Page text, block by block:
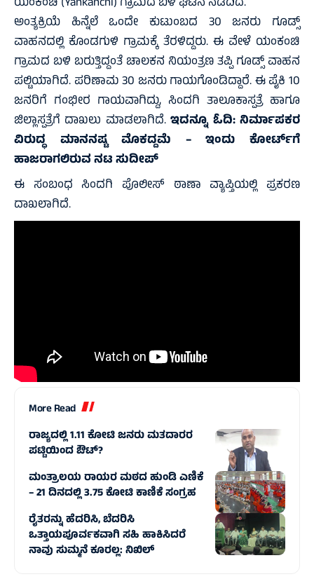
ಅಂತ್ಯಕ್ರಿಯೆ ಹಿನ್ನೆಲೆ ಒಂದೇ ಕುಟುಂಬದ 30 ಜನರು ಗೂಡ್ಸ್
ವಾಹನದಲ್ಲಿ ಕೊಂಡಗುಳಿ ಗ್ರಾಮಕ್ಕೆ ತೆರಳಿದ್ದರು. ಈ ವೇಳೆ ಯಂಕಂಚಿ
ಗ್ರಾಮದ ಬಳಿ ಬರುತ್ತಿದ್ದಂತೆ ಚಾಲಕನ ನಿಯಂತ್ರಣ ತಪ್ಪಿ ಗೂಡ್ಸ್ ವಾಹನ
ಪಲ್ಟಿಯಾಗಿದೆ. ಪರಿಣಾಮ 30 ಜನರು ಗಾಯಗೊಂಡಿದ್ದಾರೆ. ಈ ಪೈಕಿ 10
ಜನರಿಗೆ ಗಂಭೀರ ಗಾಯವಾಗಿದ್ದು, ಸಿಂದಗಿ ತಾಲೂಕಾಸ್ಪತ್ರೆ ಹಾಗೂ
ಜಿಲ್ಲಾಸ್ಪತ್ರೆಗೆ ದಾಖಲು ಮಾಡಲಾಗಿದೆ.ಇದನ್ನೂ ಓದಿ:ನಿರ್ಮಾಪಕರ
ವಿರುದ್ಧ ಮಾನನಷ್ಟ ಮೊಕದ್ದಮೆ – ಇಂದು ಕೋರ್ಟ್‌ಗೆ
ಹಾಜರಾಗಲಿರುವ ನಟ ಸುದೀಪ್
ಈ ಸಂಬಂಧ ಸಿಂದಗಿ ಪೊಲೀಸ್ ಠಾಣಾ ವ್ಯಾಪ್ತಿಯಲ್ಲಿ ಪ್ರಕರಣ
ದಾಖಲಾಗಿದೆ.
More Read
ರಾಜ್ಯದಲ್ಲಿ 1.11 ಕೋಟಿ ಜನರು ಮತದಾರರ
ಪಟ್ಟಿಯಿಂದ ಔಟ್‌?
ಮಂತ್ರಾಲಯ ರಾಯರ ಮಠದ ಹುಂಡಿ ಎಣಿಕೆ
– 21 ದಿನದಲ್ಲಿ 3.75 ಕೋಟಿ ಕಾಣಿಕೆ ಸಂಗ್ರಹ
ರೈತರನ್ನು ಹೆದರಿಸಿ, ಬೆದರಿಸಿ
ಒತ್ತಾಯಪೂರ್ವಕವಾಗಿ ಸಹಿ ಹಾಕಿಸಿದರೆ
ನಾವು ಸುಮ್ಮನೆ ಕೂರಲ್ಲ: ನಿಖಿಲ್